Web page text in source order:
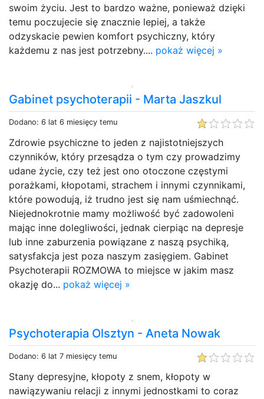
swoim życiu. Jest to bardzo ważne, ponieważ dzięki
temu poczujecie się znacznie lepiej, a także
odzyskacie pewien komfort psychiczny, który
każdemu z nas jest potrzebny.... pokaż więcej »
Gabinet psychoterapii - Marta Jaszkul
Dodano: 6 lat 6 miesięcy temu
Zdrowie psychiczne to jeden z najistotniejszych
czynników, który przesądza o tym czy prowadzimy
udane życie, czy też jest ono otoczone częstymi
porażkami, kłopotami, strachem i innymi czynnikami,
które powodują, iż trudno jest się nam uśmiechnąć.
Niejednokrotnie mamy możliwość być zadowoleni
mając inne dolegliwości, jednak cierpiąc na depresje
lub inne zaburzenia powiązane z naszą psychiką,
satysfakcja jest poza naszym zasięgiem. Gabinet
Psychoterapii ROZMOWA to miejsce w jakim masz
okazję do... pokaż więcej »
Psychoterapia Olsztyn - Aneta Nowak
Dodano: 6 lat 7 miesięcy temu
Stany depresyjne, kłopoty z snem, kłopoty w
nawiązywaniu relacji z innymi jednostkami to coraz